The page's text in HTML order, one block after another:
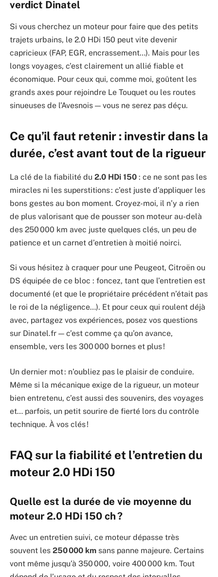
verdict Dinatel
Si vous cherchez un moteur pour faire que des petits
trajets urbains, le 2.0 HDi 150 peut vite devenir
capricieux (FAP, EGR, encrassement…). Mais pour les
longs voyages, c’est clairement un allié fiable et
économique. Pour ceux qui, comme moi, goûtent les
grands axes pour rejoindre Le Touquet ou les routes
sinueuses de l’Avesnois — vous ne serez pas déçu.
Ce qu’il faut retenir : investir dans la
durée, c’est avant tout de la rigueur
La clé de la fiabilité du 2.0 HDi 150 : ce ne sont pas les
miracles ni les superstitions : c’est juste d’appliquer les
bons gestes au bon moment. Croyez-moi, il n’y a rien
de plus valorisant que de pousser son moteur au-delà
des 250 000 km avec juste quelques clés, un peu de
patience et un carnet d’entretien à moitié noirci.
Si vous hésitez à craquer pour une Peugeot, Citroën ou
DS équipée de ce bloc : foncez, tant que l’entretien est
documenté (et que le propriétaire précédent n’était pas
le roi de la négligence…). Et pour ceux qui roulent déjà
avec, partagez vos expériences, posez vos questions
sur Dinatel.fr — c’est comme ça qu’on avance,
ensemble, vers les 300 000 bornes et plus !
Un dernier mot : n’oubliez pas le plaisir de conduire.
Même si la mécanique exige de la rigueur, un moteur
bien entretenu, c’est aussi des souvenirs, des voyages
et… parfois, un petit sourire de fierté lors du contrôle
technique. À vos clés !
FAQ sur la fiabilité et l’entretien du
moteur 2.0 HDi 150
Quelle est la durée de vie moyenne du
moteur 2.0 HDi 150 ch ?
Avec un entretien suivi, ce moteur dépasse très
souvent les 250 000 km sans panne majeure. Certains
vont même jusqu’à 350 000, voire 400 000 km. Tout